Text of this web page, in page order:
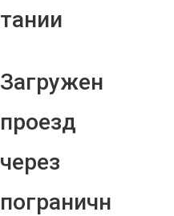
тании
Загружен
проезд
через
пограничн